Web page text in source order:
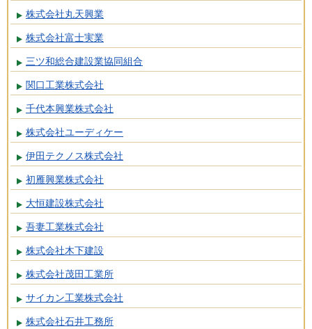
株式会社丸天興業
株式会社富士実業
三ツ和総合建設業協同組合
関口工業株式会社
千代本興業株式会社
株式会社ユーディケー
伊田テクノス株式会社
初雁興業株式会社
大恒建設株式会社
吾妻工業株式会社
株式会社木下建設
株式会社茂田工業所
サイカン工業株式会社
株式会社石井工務所